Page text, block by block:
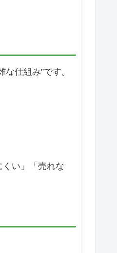
仕組み”です。
い」「売れな